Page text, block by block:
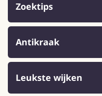
Zoektips
Antikraak
Leukste wijken